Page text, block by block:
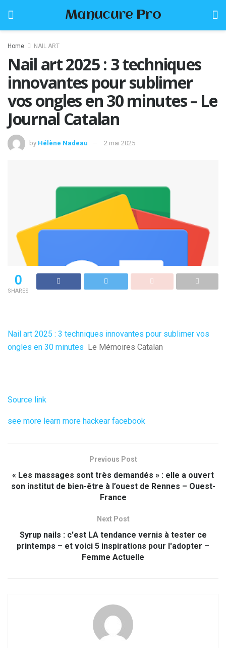
Manucure Pro
Home NAIL ART
Nail art 2025 : 3 techniques
innovantes pour sublimer
vos ongles en 30 minutes – Le
Journal Catalan
by Hélène Nadeau 2 mai 2025
0
SHARES
Nail art 2025 : 3 techniques innovantes pour sublimer vos
ongles en 30 minutes Le Mémoires Catalan
Source link
see more learn more hackear facebook
Previous Post
« Les massages sont très demandés » : elle a ouvert
son institut de bien-être à l’ouest de Rennes – Ouest-
France
Next Post
Syrup nails : c'est LA tendance vernis à tester ce
printemps – et voici 5 inspirations pour l'adopter –
Femme Actuelle